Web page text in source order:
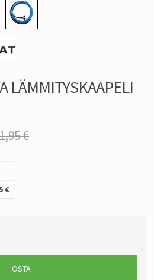
LÄMMITYSKAAPELI
€
€
OSTA